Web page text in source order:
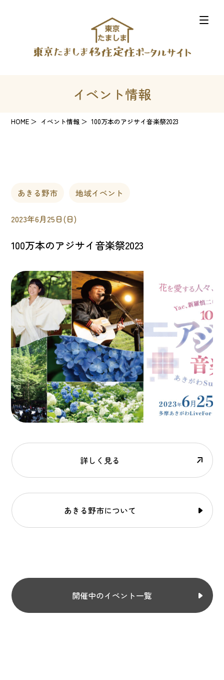
イベント情報
HOME イベント情報 100万本のアジサイ音楽祭2023
あきる野市 地域イベント
2023年6月25日(日)
100万本のアジサイ音楽祭2023
詳しく見る
あきる野市について
開催中のイベント一覧